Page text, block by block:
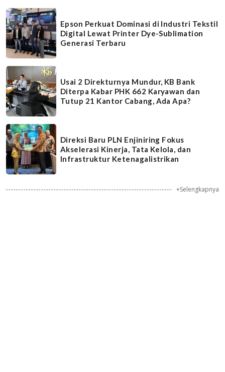
Epson Perkuat Dominasi di Industri Tekstil
Digital Lewat Printer Dye-Sublimation
Generasi Terbaru
Usai 2 Direkturnya Mundur, KB Bank
Diterpa Kabar PHK 662 Karyawan dan
Tutup 21 Kantor Cabang, Ada Apa?
Direksi Baru PLN Enjiniring Fokus
Akselerasi Kinerja, Tata Kelola, dan
Infrastruktur Ketenagalistrikan
+Selengkapnya